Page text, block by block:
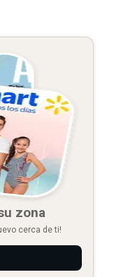
zona
cerca de ti!